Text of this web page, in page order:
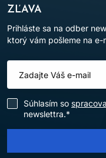
ZĽAVA
Prihláste sa na odber
ktorý vám pošleme na e-
Súhlasím so
newslettra.*